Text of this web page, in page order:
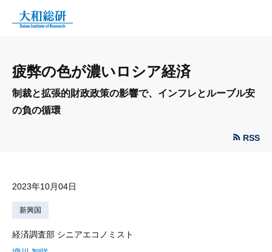
疲弊の色が濃いロシア経済
制裁と拡張的財政政策の影響で、インフレとルーブル安
の負の循環
RSS
2023年10月04日
新興国
経済調査部 シニアエコノミスト